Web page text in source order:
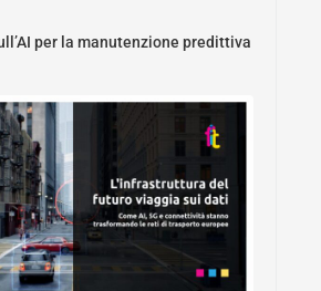
per la manutenzione predittiva